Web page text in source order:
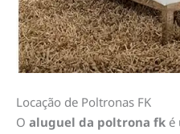
Locação de Poltronas FK
O aluguel da poltrona fk é